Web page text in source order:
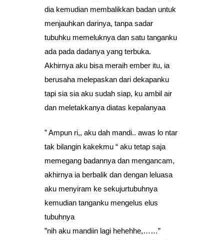
dia kemudian membalikkan badan untuk
menjauhkan darinya, tanpa sadar
tubuhku memeluknya dan satu tanganku
ada pada dadanya yang terbuka.
Akhirnya aku bisa meraih ember itu, ia
berusaha melepaskan dari dekapanku
tapi sia sia aku sudah siap, ku ambil air
dan meletakkanya diatas kepalanyaa
” Ampun ri,, aku dah mandi.. awas lo ntar
tak bilangin kakekmu “ aku tetap saja
memegang badannya dan mengancam,
akhirnya ia berbalik dan dengan leluasa
aku menyiram ke sekujurtubuhnya
kemudian tanganku mengelus elus
tubuhnya
”nih aku mandiin lagi hehehhe,……”